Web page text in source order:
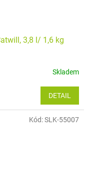
3,8 l/ 1,6 kg
Skladem
DETAIL
Kód:SLK-55007